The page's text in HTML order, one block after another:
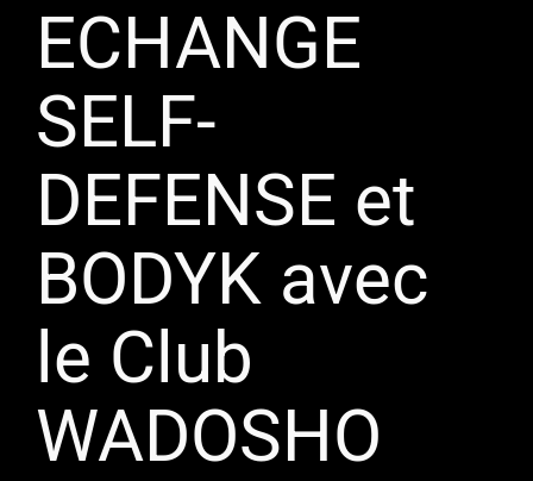
ECHANGE
SELF-
DEFENSE et
BODYK avec
le Club
WADOSHO